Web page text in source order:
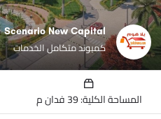
Scenario New Capital
كمبوند متكامل الخدمات
المساحة الكلية: 39 فدان م